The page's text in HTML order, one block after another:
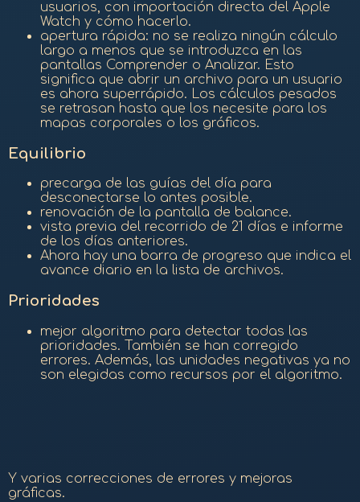
usuarios, con importación directa del Apple
Watch y cómo hacerlo.
apertura rápida: no se realiza ningún cálculo
largo a menos que se introduzca en las
pantallas Comprender o Analizar. Esto
significa que abrir un archivo para un usuario
es ahora superrápido. Los cálculos pesados
se retrasan hasta que los necesite para los
mapas corporales o los gráficos.
Equilibrio
precarga de las guías del día para
desconectarse lo antes posible.
renovación de la pantalla de balance.
vista previa del recorrido de 21 días e informe
de los días anteriores.
Ahora hay una barra de progreso que indica el
avance diario en la lista de archivos.
Prioridades
mejor algoritmo para detectar todas las
prioridades. También se han corregido
errores. Además, las unidades negativas ya no
son elegidas como recursos por el algoritmo.
Y varias correcciones de errores y mejoras
gráficas.